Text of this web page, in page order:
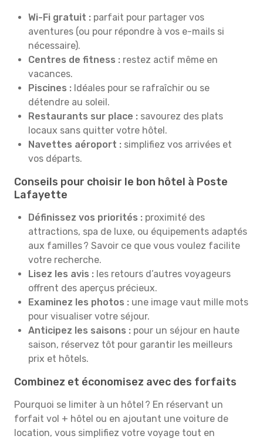
Wi-Fi gratuit : parfait pour partager vos
aventures (ou pour répondre à vos e-mails si
nécessaire).
Centres de fitness : restez actif même en
vacances.
Piscines : Idéales pour se rafraîchir ou se
détendre au soleil.
Restaurants sur place : savourez des plats
locaux sans quitter votre hôtel.
Navettes aéroport : simplifiez vos arrivées et
vos départs.
Conseils pour choisir le bon hôtel à Poste
Lafayette
Définissez vos priorités : proximité des
attractions, spa de luxe, ou équipements adaptés
aux familles ? Savoir ce que vous voulez facilite
votre recherche.
Lisez les avis : les retours d’autres voyageurs
offrent des aperçus précieux.
Examinez les photos : une image vaut mille mots
pour visualiser votre séjour.
Anticipez les saisons : pour un séjour en haute
saison, réservez tôt pour garantir les meilleurs
prix et hôtels.
Combinez et économisez avec des forfaits
Pourquoi se limiter à un hôtel ? En réservant un
forfait vol + hôtel ou en ajoutant une voiture de
location, vous simplifiez votre voyage tout en